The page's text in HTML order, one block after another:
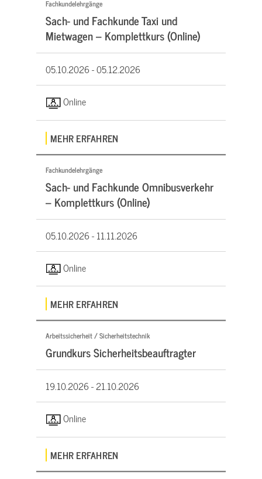
Fachkundelehrgänge
Sach- und Fachkunde Taxi und
Mietwagen – Komplettkurs (Online)
05.10.2026 -05.12.2026
Online
MEHR ERFAHREN
Fachkundelehrgänge
Sach- und Fachkunde Omnibusverkehr
– Komplettkurs (Online)
05.10.2026 -11.11.2026
Online
MEHR ERFAHREN
Arbeitssicherheit / Sicherheitstechnik
Grundkurs Sicherheitsbeauftragter
19.10.2026 -21.10.2026
Online
MEHR ERFAHREN